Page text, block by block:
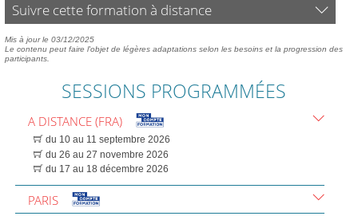
Suivre cette formation à distance
Mis à jour le 03/12/2025
Le contenu peut faire l'objet de légères adaptations selon les besoins et la progression des
participants.
SESSIONS PROGRAMMÉES
A DISTANCE (FRA)
du 10 au 11 septembre 2026
du 26 au 27 novembre 2026
du 17 au 18 décembre 2026
PARIS